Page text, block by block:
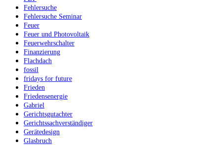
Fehlersuche
Fehlersuche Seminar
Feuer
Feuer und Photovoltaik
Feuerwehrschalter
Finanzierung
Flachdach
fossil
fridays for future
Frieden
Friedensenergie
Gabriel
Gerichtsgutachter
Gerichtssachverständiger
Gerätedesign
Glasbruch